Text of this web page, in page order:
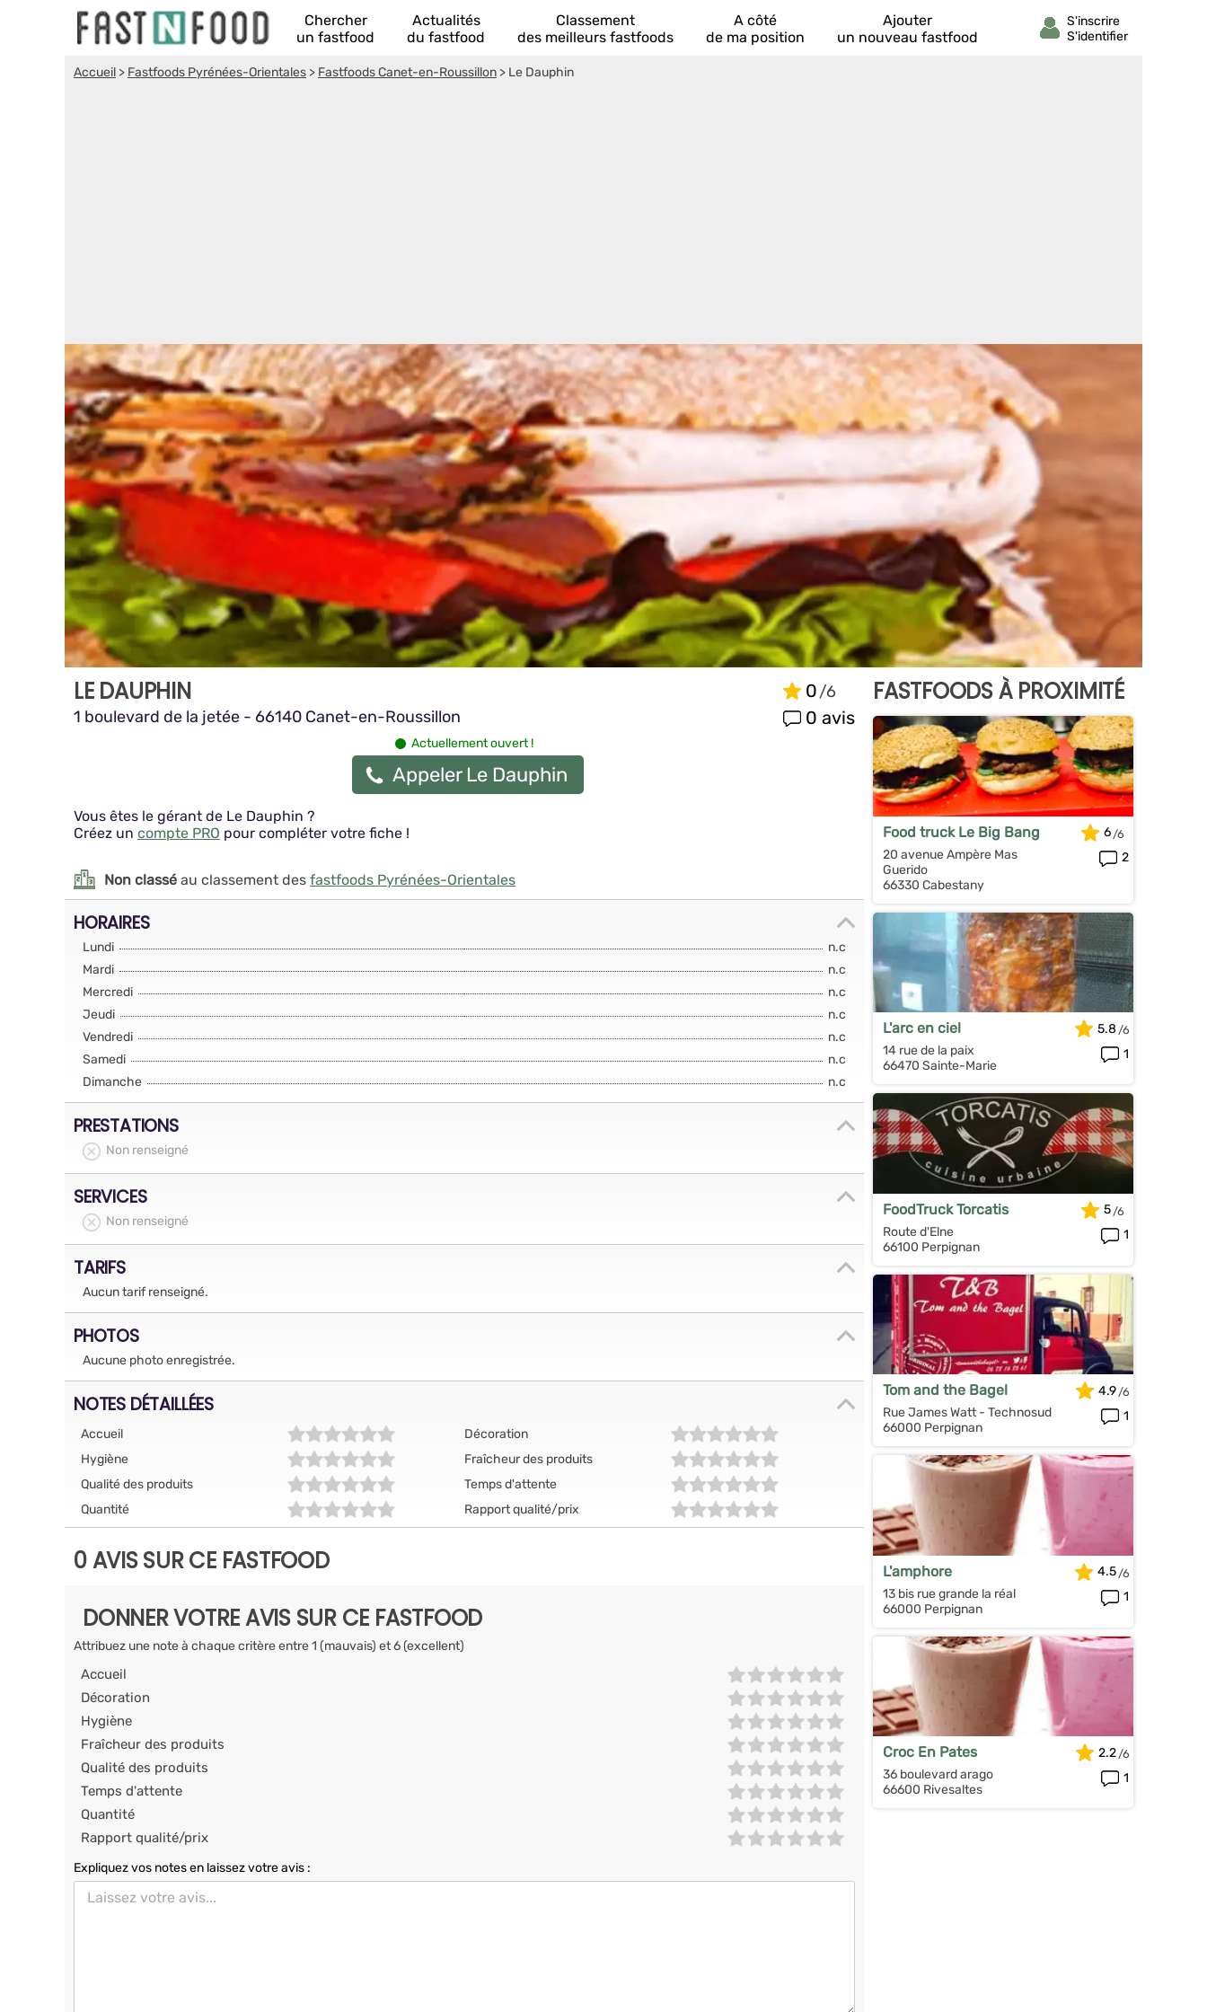
Chercher
un fastfood
Actualités
du fastfood
Classement
des meilleurs fastfoods
A côté
de ma position
Ajouter
un nouveau fastfood
Accueil > Fastfoods Pyrénées-Orientales > Fastfoods Canet-en-Roussillon > Le Dauphin
LE DAUPHIN
1 boulevard de la jetée - 66140 Canet-en-Roussillon
0
0 avis
Actuellement ouvert !
Appeler Le Dauphin
Vous êtes le gérant de Le Dauphin ?
Créez un compte PRO pour compléter votre fiche !
Non classé au classement des fastfoods Pyrénées-Orientales
HORAIRES
Lundi
n.c
Mardi
n.c
Mercredi
n.c
Jeudi
n.c
Vendredi
n.c
Samedi
n.c
Dimanche
n.c
PRESTATIONS
Non renseigné
SERVICES
Non renseigné
TARIFS
Aucun tarif renseigné.
PHOTOS
Aucune photo enregistrée.
NOTES DÉTAILLÉES
Accueil
Décoration
Hygiène
Fraîcheur des produits
Qualité des produits
Temps d'attente
Quantité
Rapport qualité/prix
0 AVIS SUR CE FASTFOOD
DONNER VOTRE AVIS SUR CE FASTFOOD
Attribuez une note à chaque critère entre 1 (mauvais) et 6 (excellent)
Accueil
Décoration
Hygiène
Fraîcheur des produits
Qualité des produits
Temps d'attente
Quantité
Rapport qualité/prix
Expliquez vos notes en laissez votre avis :
FASTFOODS À PROXIMITÉ
Food truck Le Big Bang
20 avenue Ampère Mas
Guerido
66330 Cabestany
6
2
L'arc en ciel
14 rue de la paix
66470 Sainte-Marie
5.8
1
FoodTruck Torcatis
Route d'Elne
66100 Perpignan
5
1
Tom and the Bagel
Rue James Watt - Technosud
66000 Perpignan
4.9
1
L'amphore
13 bis rue grande la réal
66000 Perpignan
4.5
1
Croc En Pates
36 boulevard arago
66600 Rivesaltes
2.2
1